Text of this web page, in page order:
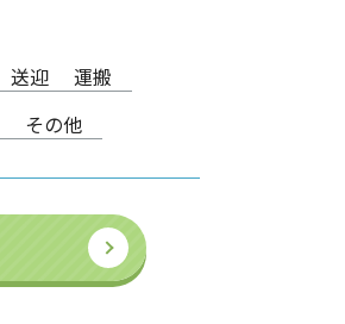
送迎
運搬
その他